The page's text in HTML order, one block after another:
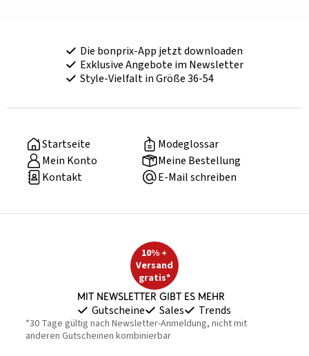
Die bonprix-App jetzt downloaden
Exklusive Angebote im Newsletter
Style-Vielfalt in Größe 36-54
Startseite
Modeglossar
Mein Konto
Meine Bestellung
Kontakt
E-Mail schreiben
10% +
Versand
gratis*
Mit Newsletter gibt es mehr
Gutscheine Sales Trends
*30 Tage gültig nach Newsletter-Anmeldung, nicht mit
anderen Gutscheinen kombinierbar